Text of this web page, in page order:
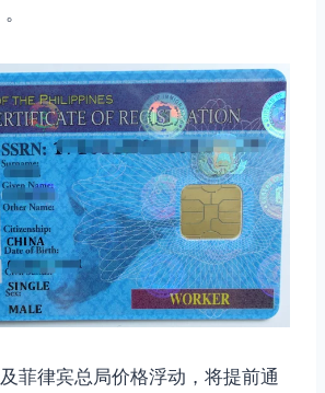
菲律宾总局价格浮动，将提前通